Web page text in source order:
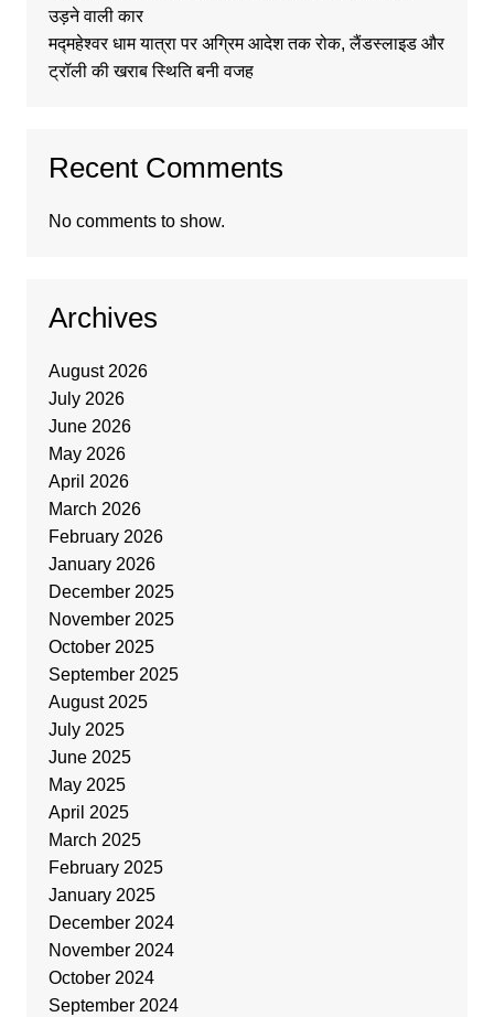
उड़ने वाली कार
मद्महेश्वर धाम यात्रा पर अग्रिम आदेश तक रोक, लैंडस्लाइड और
ट्रॉली की खराब स्थिति बनी वजह
Recent Comments
No comments to show.
Archives
August 2026
July 2026
June 2026
May 2026
April 2026
March 2026
February 2026
January 2026
December 2025
November 2025
October 2025
September 2025
August 2025
July 2025
June 2025
May 2025
April 2025
March 2025
February 2025
January 2025
December 2024
November 2024
October 2024
September 2024